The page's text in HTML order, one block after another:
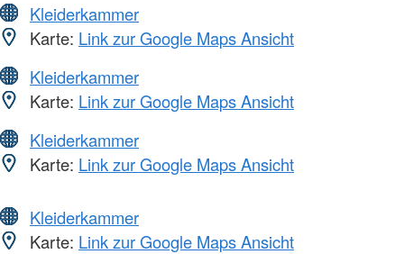
Kleiderkammer
Karte: Link zur Google Maps Ansicht
Kleiderkammer
Karte: Link zur Google Maps Ansicht
Kleiderkammer
Karte: Link zur Google Maps Ansicht
Kleiderkammer
Karte: Link zur Google Maps Ansicht